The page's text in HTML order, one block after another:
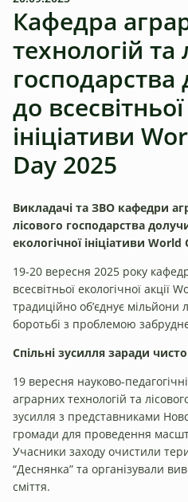
Кафедра
технологій та
до
ініціативи
Day 2025
Викладачі та ЗВО кафедри
лісового господарства
екологічної ініціативи
19-20 вересня 2025 року
всесвітньої екологічної акції
традиційно об’єднує мільйони
боротьбі з проблемою
Спільні зусилля заради
19 вересня науково-
аграрних технологій та
зусилля з представниками
громади для проведення
Учасники заходу очистили
“Деснянка” та організували
сміття.